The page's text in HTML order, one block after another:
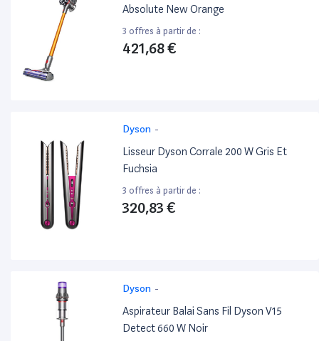
Absolute New Orange
3 offres à partir de :
421,68 €
Dyson -
Lisseur Dyson Corrale 200 W Gris Et
Fuchsia
3 offres à partir de :
320,83 €
Dyson -
Aspirateur Balai Sans Fil Dyson V15
Detect 660 W Noir